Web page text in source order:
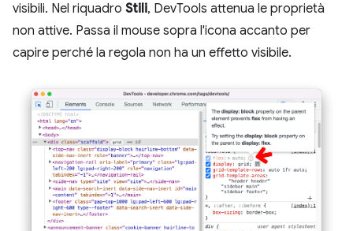
visibili. Nel riquadro Stili, DevTools attenua le proprietà
non attive. Passa il mouse sopra l'icona accanto per
capire perché la regola non ha un effetto visibile.